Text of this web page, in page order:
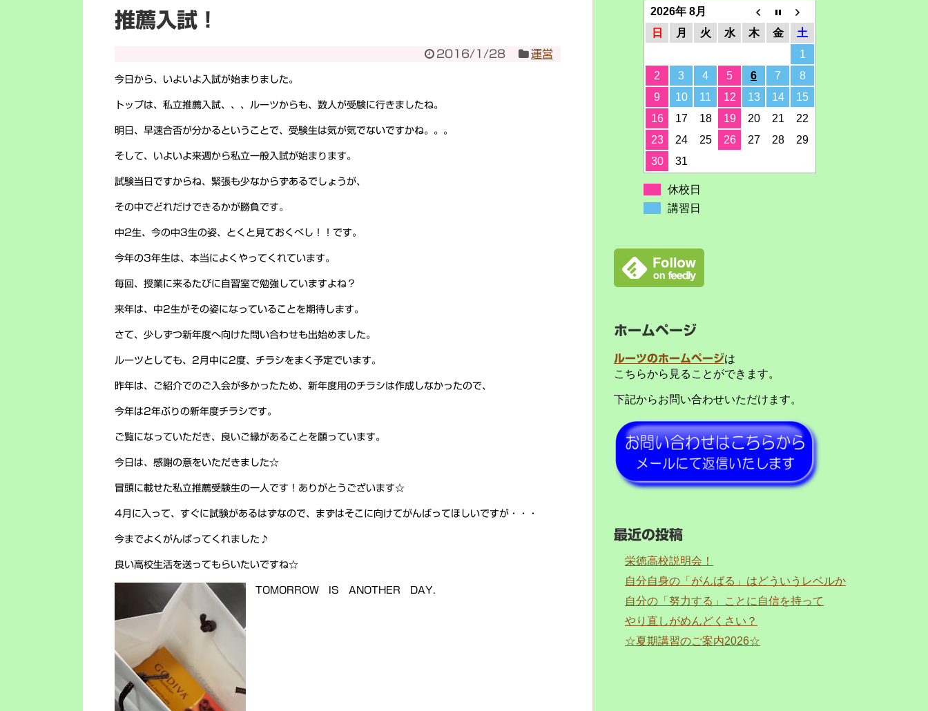
推薦入試！
2016/1/28 運営
今日から、いよいよ入試が始まりました。
トップは、私立推薦入試、、、ルーツからも、数人が受験に行きましたね。
明日、早速合否が分かるということで、受験生は気が気でないですかね。。。
そして、いよいよ来週から私立一般入試が始まります。
試験当日ですからね、緊張も少なからずあるでしょうが、
その中でどれだけできるかが勝負です。
中2生、今の中3生の姿、とくと見ておくべし！！です。
今年の3年生は、本当によくやってくれています。
毎回、授業に来るたびに自習室で勉強していますよね？
来年は、中2生がその姿になっていることを期待します。
さて、少しずつ新年度へ向けた問い合わせも出始めました。
ルーツとしても、2月中に2度、チラシをまく予定でいます。
昨年は、ご紹介でのご入会が多かったため、新年度用のチラシは作成しなかったので、
今年は2年ぶりの新年度チラシです。
ご覧になっていただき、良いご縁があることを願っています。
今日は、感謝の意をいただきました☆
冒頭に載せた私立推薦受験生の一人です！ありがとうございます☆
4月に入って、すぐに試験があるはずなので、まずはそこに向けてがんばってほしいですが・・・
今までよくがんばってくれました♪
良い高校生活を送ってもらいたいですね☆
TOMORROW IS ANOTHER DAY.
2026年 8月
日
月 火 水 木 金
土
1
2
3 4 5 6 7
8
9
10 11 12 13 14
15
16
17 18 19 20 21
22
23
24 25 26 27 28
29
30
31
休校日
講習日
ホームページ
ルーツのホームページは
こちらから見ることができます。
下記からお問い合わせいただけます。
最近の投稿
栄徳高校説明会！
自分自身の「がんばる」はどういうレベルか
自分の「努力する」ことに自信を持って
やり直しがめんどくさい？
☆夏期講習のご案内2026☆